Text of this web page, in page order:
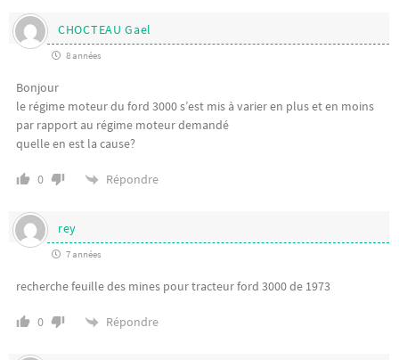
CHOCTEAU Gael
8 années
Bonjour
le régime moteur du ford 3000 s’est mis à varier en plus et en moins
par rapport au régime moteur demandé
quelle en est la cause?
0 Répondre
rey
7 années
recherche feuille des mines pour tracteur ford 3000 de 1973
0 Répondre